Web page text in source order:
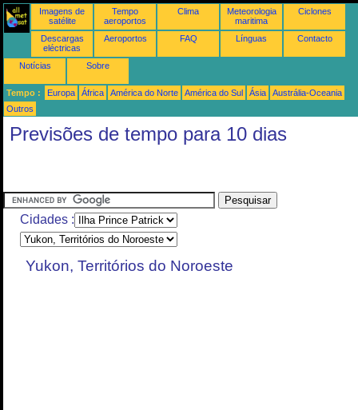
Imagens de
satélite
Tempo
aeroportos
Clima
Meteorologia
maritima
Ciclones
Descargas
eléctricas
Aeroportos FAQ Línguas Contacto
Notícias Sobre
Tempo : Europa África América do Norte América do Sul Ásia
Austrália-Oceania
Outros
Previsões de tempo para 10 dias
Cidades :
Yukon, Territórios do Noroeste